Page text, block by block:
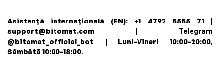
Asistență internațională (EN): +1 4792 5555 71|
support@bitomat.com | Telegram
@bitomat_official_bot | Luni–Vineri 10:00–20:00,
Sâmbătă 10:00–18:00.